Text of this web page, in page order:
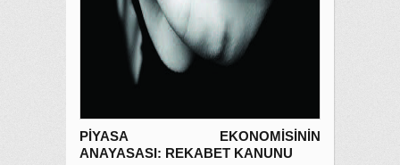
PİYASA EKONOMİSİNİN
ANAYASASI: REKABET KANUNU